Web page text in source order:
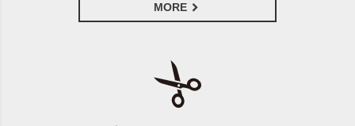
MORE